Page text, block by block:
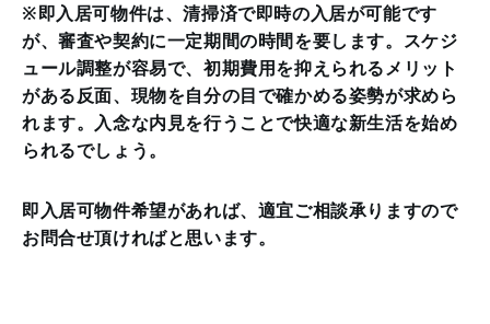
※即入居可物件は、清掃済で即時の入居が可能です
が、審査や契約に一定期間の時間を要します。スケジ
ュール調整が容易で、初期費用を抑えられるメリット
がある反面、現物を自分の目で確かめる姿勢が求めら
れます。入念な内見を行うことで快適な新生活を始め
られるでしょう。
即入居可物件希望があれば、適宜ご相談承りますので
お問合せ頂ければと思います。